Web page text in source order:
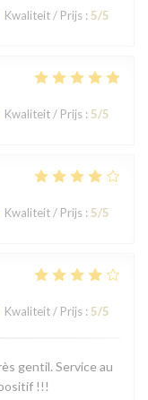
Kwaliteit / Prijs : 5/5
Kwaliteit / Prijs : 5/5
Kwaliteit / Prijs : 5/5
Kwaliteit / Prijs : 5/5
gentil. Service au
!!!